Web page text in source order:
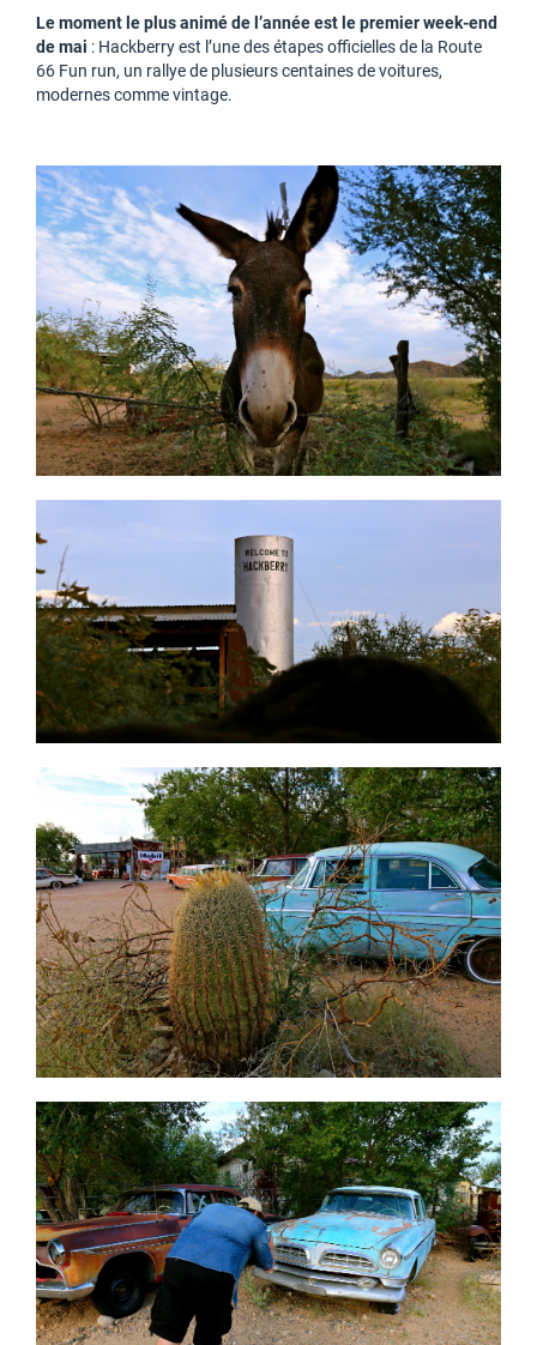
Le moment le plus animé de l’année est le premier week-end
de mai : Hackberry est l’une des étapes officielles de la Route
66 Fun run, un rallye de plusieurs centaines de voitures,
modernes comme vintage.